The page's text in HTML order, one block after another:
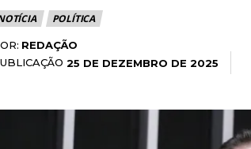
POLÍTICA
REDAÇÃO
25 DE DEZEMBRO DE 2025